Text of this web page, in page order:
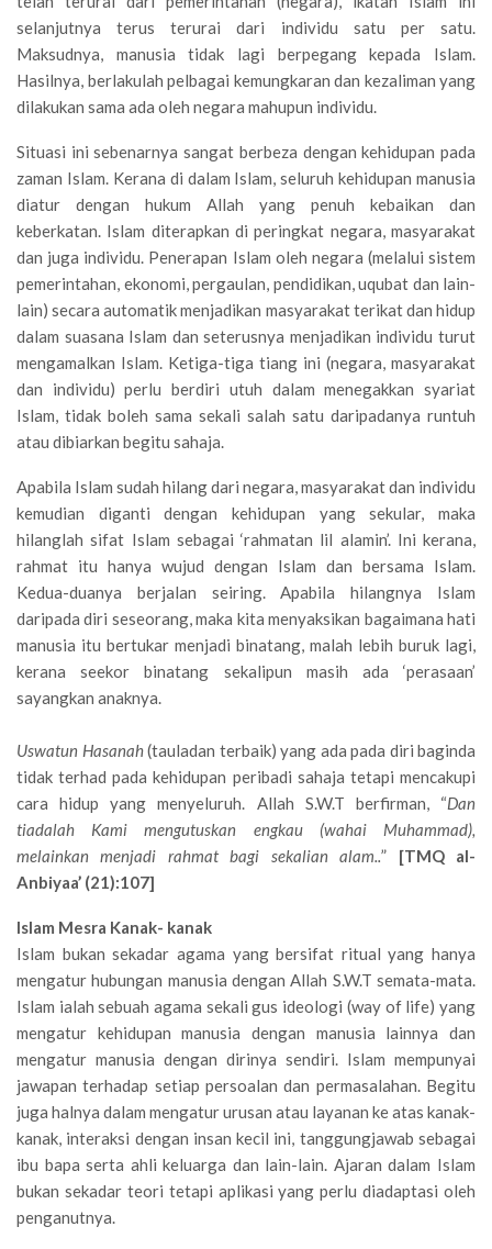
selanjutnya terus terurai dari individu satu per satu.
Maksudnya, manusia tidak lagi berpegang kepada Islam.
Hasilnya, berlakulah pelbagai kemungkaran dan kezaliman yang
dilakukan sama ada oleh negara mahupun individu.
Situasi ini sebenarnya sangat berbeza dengan kehidupan pada
zaman Islam. Kerana di dalam Islam, seluruh kehidupan manusia
diatur dengan hukum Allah yang penuh kebaikan dan
keberkatan. Islam diterapkan di peringkat negara, masyarakat
dan juga individu. Penerapan Islam oleh negara (melalui sistem
pemerintahan, ekonomi, pergaulan, pendidikan, uqubat dan lain-
lain) secara automatik menjadikan masyarakat terikat dan hidup
dalam suasana Islam dan seterusnya menjadikan individu turut
mengamalkan Islam. Ketiga-tiga tiang ini (negara, masyarakat
dan individu) perlu berdiri utuh dalam menegakkan syariat
Islam, tidak boleh sama sekali salah satu daripadanya runtuh
atau dibiarkan begitu sahaja.
Apabila Islam sudah hilang dari negara, masyarakat dan individu
kemudian diganti dengan kehidupan yang sekular, maka
hilanglah sifat Islam sebagai ‘rahmatan lil alamin’. Ini kerana,
rahmat itu hanya wujud dengan Islam dan bersama Islam.
Kedua-duanya berjalan seiring. Apabila hilangnya Islam
daripada diri seseorang, maka kita menyaksikan bagaimana hati
manusia itu bertukar menjadi binatang, malah lebih buruk lagi,
kerana seekor binatang sekalipun masih ada ‘perasaan’
sayangkan anaknya.
Uswatun Hasanah(tauladan terbaik) yang ada pada diri baginda
tidak terhad pada kehidupan peribadi sahaja tetapi mencakupi
cara hidup yang menyeluruh. Allah S.W.T berfirman, “Dan
tiadalah Kami mengutuskan engkau (wahai Muhammad),
melainkan menjadi rahmat bagi sekalian alam..” [TMQ al-
Anbiyaa’ (21):107]
Islam Mesra Kanak- kanak
Islam bukan sekadar agama yang bersifat ritual yang hanya
mengatur hubungan manusia dengan Allah S.W.T semata-mata.
Islam ialah sebuah agama sekali gus ideologi (way of life) yang
mengatur kehidupan manusia dengan manusia lainnya dan
mengatur manusia dengan dirinya sendiri. Islam mempunyai
jawapan terhadap setiap persoalan dan permasalahan. Begitu
juga halnya dalam mengatur urusan atau layanan ke atas kanak-
kanak, interaksi dengan insan kecil ini, tanggungjawab sebagai
ibu bapa serta ahli keluarga dan lain-lain. Ajaran dalam Islam
bukan sekadar teori tetapi aplikasi yang perlu diadaptasi oleh
penganutnya.